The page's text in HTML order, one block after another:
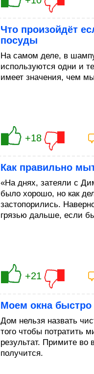
Что произойдёт
посуды
На самом деле, в
используются одни и
имеет значения, чем
+18
Как правильно
«На днях, затеяли с
было хорошо, но как
застопорились.
грязью дальше, если
+21
Моем окна быстро
Дом нельзя назвать
того чтобы потратить
результат. Примите
получится.